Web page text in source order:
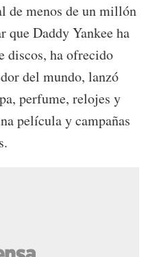
de menos de un millón
queDaddy Yankee ha
discos, ha ofrecido
del mundo, lanzó
perfume, relojes y
película y campañas
.